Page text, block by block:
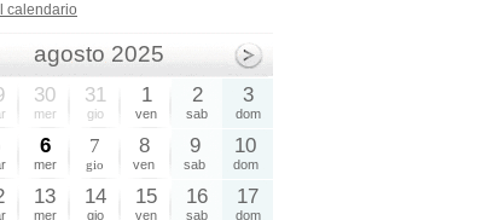
calendario
agosto 2025
30
mer
31
gio
1
ven
2
sab
3
dom
6
mer
7
gio
8
ven
9
sab
10
dom
13
mer
14
gio
15
ven
16
sab
17
dom